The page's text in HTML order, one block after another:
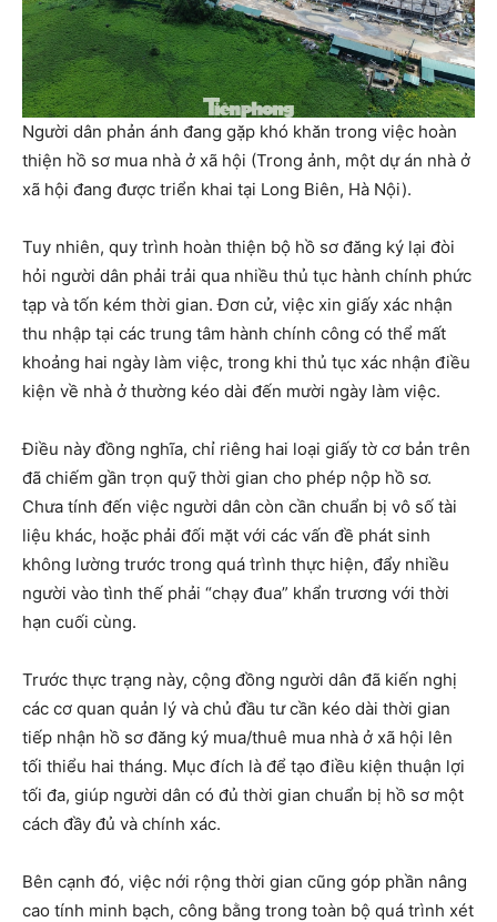
Người dân phản ánh đang gặp khó khăn trong việc hoàn
thiện hồ sơ mua nhà ở xã hội (Trong ảnh, một dự án nhà ở
xã hội đang được triển khai tại Long Biên, Hà Nội).
Tuy nhiên, quy trình hoàn thiện bộ hồ sơ đăng ký lại đòi
hỏi người dân phải trải qua nhiều thủ tục hành chính phức
tạp và tốn kém thời gian. Đơn cử, việc xin giấy xác nhận
thu nhập tại các trung tâm hành chính công có thể mất
khoảng hai ngày làm việc, trong khi thủ tục xác nhận điều
kiện về nhà ở thường kéo dài đến mười ngày làm việc.
Điều này đồng nghĩa, chỉ riêng hai loại giấy tờ cơ bản trên
đã chiếm gần trọn quỹ thời gian cho phép nộp hồ sơ.
Chưa tính đến việc người dân còn cần chuẩn bị vô số tài
liệu khác, hoặc phải đối mặt với các vấn đề phát sinh
không lường trước trong quá trình thực hiện, đẩy nhiều
người vào tình thế phải “chạy đua” khẩn trương với thời
hạn cuối cùng.
Trước thực trạng này, cộng đồng người dân đã kiến nghị
các cơ quan quản lý và chủ đầu tư cần kéo dài thời gian
tiếp nhận hồ sơ đăng ký mua/thuê mua nhà ở xã hội lên
tối thiểu hai tháng. Mục đích là để tạo điều kiện thuận lợi
tối đa, giúp người dân có đủ thời gian chuẩn bị hồ sơ một
cách đầy đủ và chính xác.
Bên cạnh đó, việc nới rộng thời gian cũng góp phần nâng
cao tính minh bạch, công bằng trong toàn bộ quá trình xét